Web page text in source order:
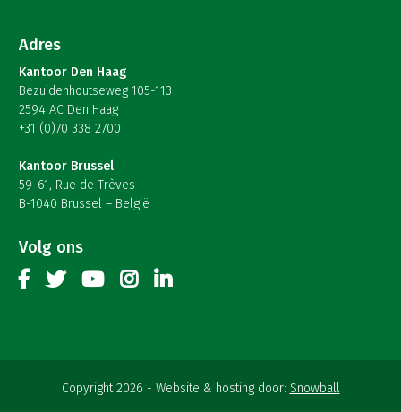
Adres
Kantoor Den Haag
Bezuidenhoutseweg 105-113
2594 AC Den Haag
+31 (0)70 338 2700
Kantoor Brussel
59-61, Rue de Trèves
B-1040 Brussel – België
Volg ons
Copyright 2026 Website & hosting door: Snowball